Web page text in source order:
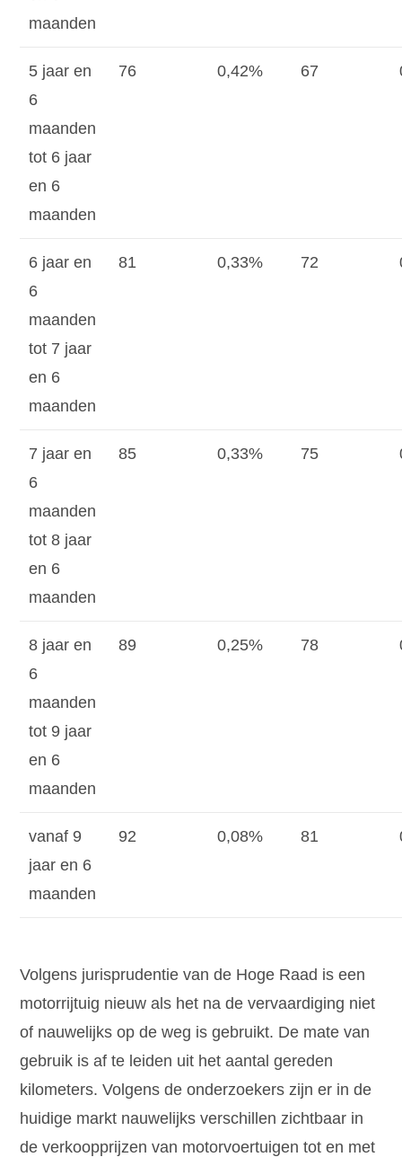
maanden
5 jaar en
6
maanden
tot 6 jaar
en 6
maanden
76 0,42% 67
6 jaar en
6
maanden
tot 7 jaar
en 6
maanden
81 0,33% 72
7 jaar en
6
maanden
tot 8 jaar
en 6
maanden
85 0,33% 75
8 jaar en
6
maanden
tot 9 jaar
en 6
maanden
89 0,25% 78
vanaf 9
jaar en 6
maanden
92 0,08% 81
Volgens jurisprudentie van de Hoge Raad is een
motorrijtuig nieuw als het na de vervaardiging niet
of nauwelijks op de weg is gebruikt. De mate van
gebruik is af te leiden uit het aantal gereden
kilometers. Volgens de onderzoekers zijn er in de
huidige markt nauwelijks verschillen zichtbaar in
de verkoopprijzen van motorvoertuigen tot en met